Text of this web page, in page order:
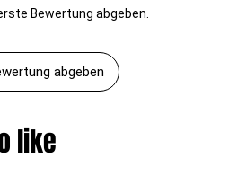
Bewertung abgeben.
abgeben
like